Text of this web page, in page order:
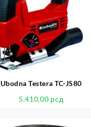
Ubodna Testera TC-JS80
5.410,00 рсд